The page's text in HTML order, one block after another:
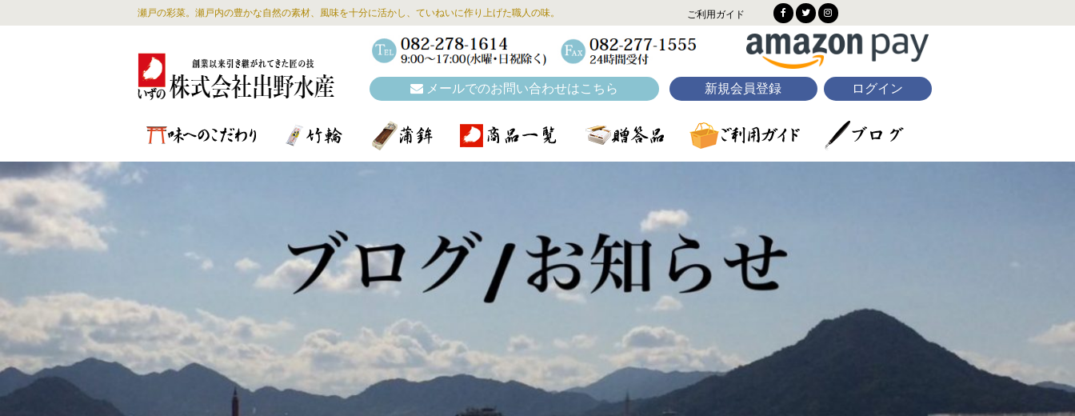
瀬戸の彩菜。瀬戸内の豊かな自然の素材、風味を十分に活かし、ていねいに作り上げた職人の味。 ご利用ガイド
メールでのお問い合わせはこちら 新規会員登録 ログイン